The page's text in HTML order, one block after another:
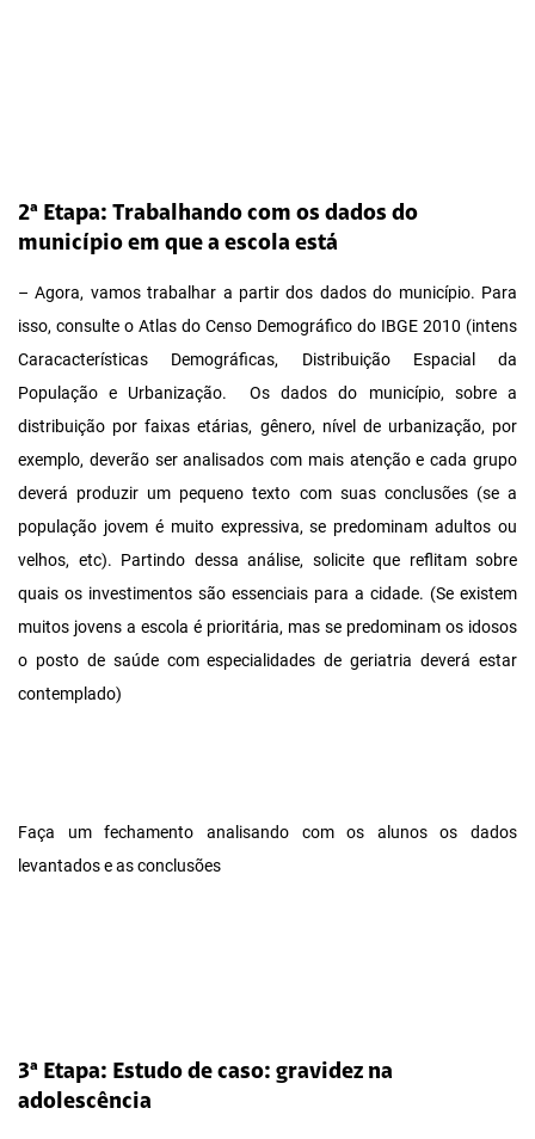
2ª Etapa: Trabalhando com os dados do
município em que a escola está
– Agora, vamos trabalhar a partir dos dados do município. Para
isso, consulte o Atlas do Censo Demográfico do IBGE 2010 (intens
Caracacterísticas Demográficas, Distribuição Espacial da
População e Urbanização. Os dados do município, sobre a
distribuição por faixas etárias, gênero, nível de urbanização, por
exemplo, deverão ser analisados com mais atenção e cada grupo
deverá produzir um pequeno texto com suas conclusões (se a
população jovem é muito expressiva, se predominam adultos ou
velhos, etc). Partindo dessa análise, solicite que reflitam sobre
quais os investimentos são essenciais para a cidade. (Se existem
muitos jovens a escola é prioritária, mas se predominam os idosos
o posto de saúde com especialidades de geriatria deverá estar
contemplado)
Faça um fechamento analisando com os alunos os dados
levantados e as conclusões
3ª Etapa: Estudo de caso: gravidez na
adolescência